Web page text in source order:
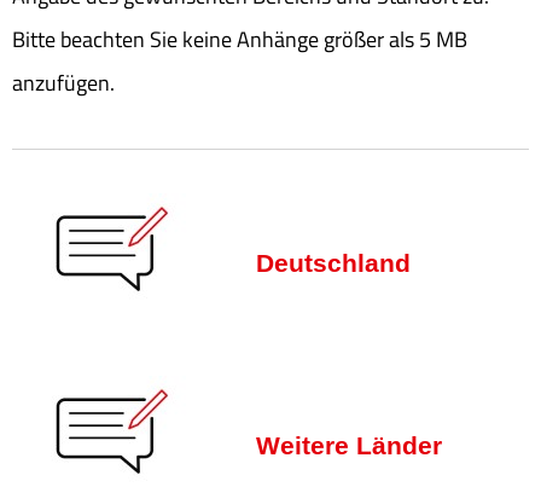
Bitte beachten Sie keine Anhänge größer als 5 MB
anzufügen.
Deutschland
Weitere Länder